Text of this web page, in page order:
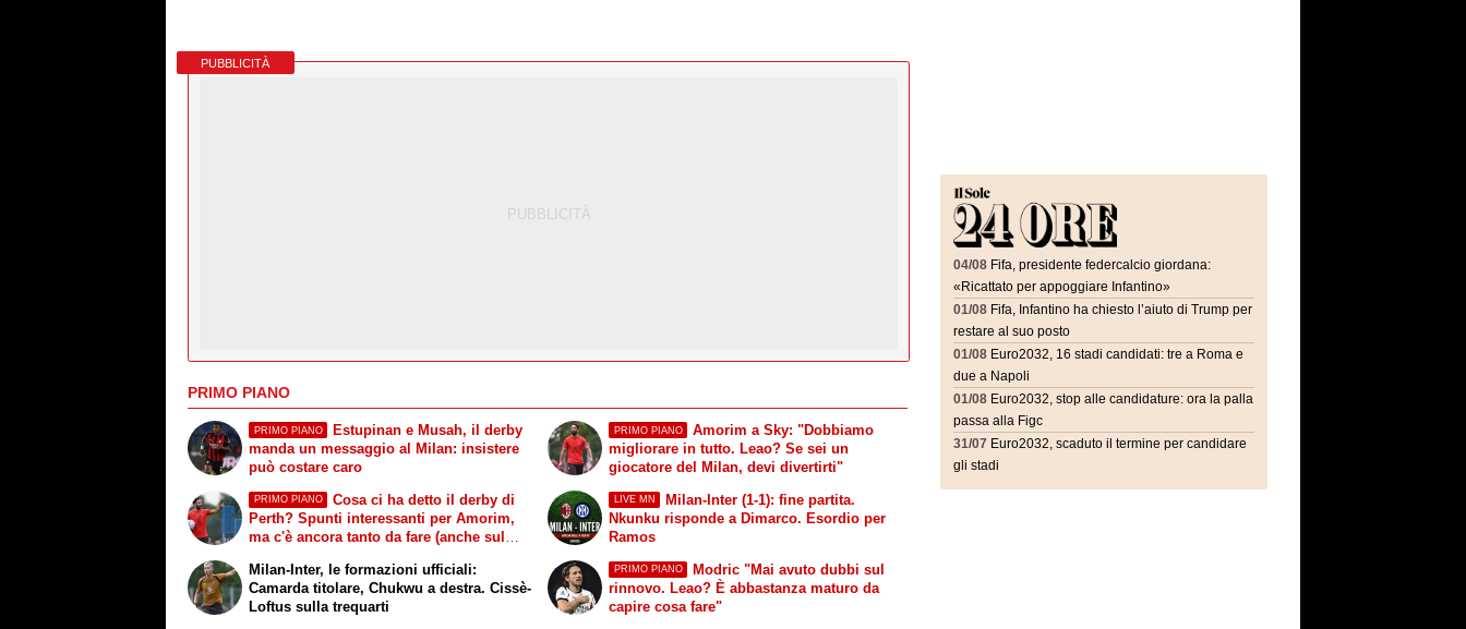
PUBBLICITÀ
PRIMO PIANO
PRIMO PIANO
Estupinan e Musah, il derby
manda un messaggio al Milan: insistere
può costare caro
PRIMO PIANO
Cosa ci ha detto il derby di
Perth? Spunti interessanti per Amorim,
ma c'è ancora tanto da fare (anche sul
PRIMO PIANO
Amorim a Sky: "Dobbiamo
migliorare in tutto. Leao? Se sei un
giocatore del Milan, devi divertirti"
LIVE MN
Milan-Inter (1-1): fine partita.
Nkunku risponde a Dimarco. Esordio per
Ramos
Milan-Inter, le formazioni ufficiali:
Camarda titolare, Chukwu a destra. Cissè-
Loftus sulla trequarti
PRIMO PIANO
Modric "Mai avuto dubbi sul
rinnovo. Leao? È abbastanza maturo da
capire cosa fare"
04/08 Fifa, presidente federcalcio giordana:
«Ricattato per appoggiare Infantino»
01/08 Fifa, Infantino ha chiesto l’aiuto di Trump per
restare al suo posto
01/08 Euro2032, 16 stadi candidati: tre a Roma e
due a Napoli
01/08 Euro2032, stop alle candidature: ora la palla
passa alla Figc
31/07 Euro2032, scaduto il termine per candidare
gli stadi